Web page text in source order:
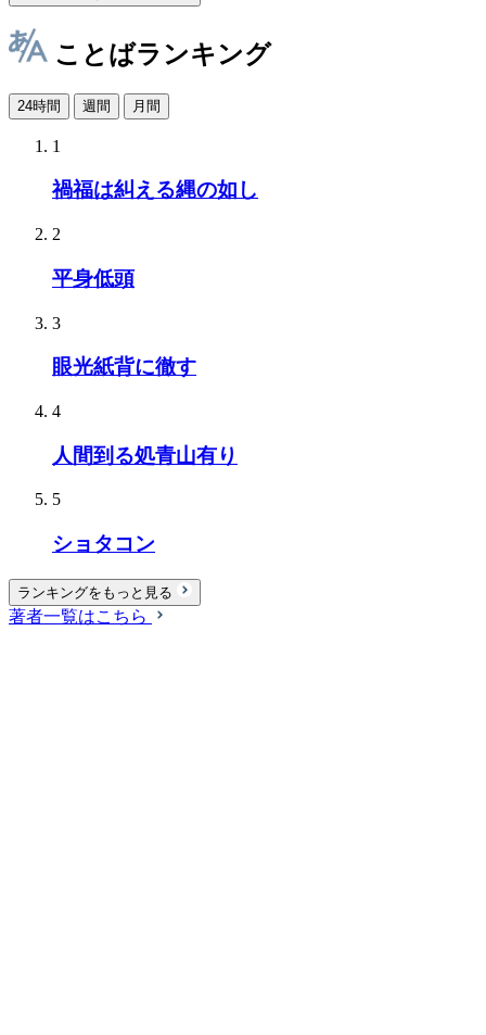
ことばランキング
24時間 週間 月間
1
禍福は糾える縄の如し
2
平身低頭
3
眼光紙背に徹す
4
人間到る処青山有り
5
ショタコン
ランキングをもっと見る
著者一覧はこちら